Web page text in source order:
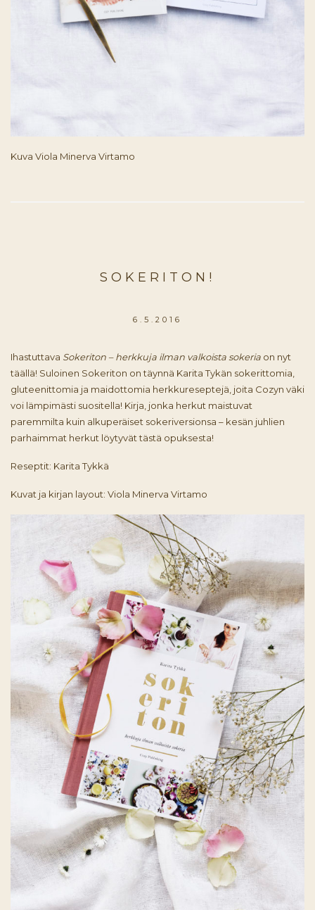
Kuva Viola Minerva Virtamo
SOKERITON!
6.5.2016
Ihastuttava Sokeriton – herkkuja ilman valkoista sokeria on nyt
täällä! Suloinen Sokeriton on täynnä Karita Tykän sokerittomia,
gluteenittomia ja maidottomia herkkureseptejä, joita Cozyn väki
voi lämpimästi suositella! Kirja, jonka herkut maistuvat
paremmilta kuin alkuperäiset sokeriversionsa – kesän juhlien
parhaimmat herkut löytyvät tästä opuksesta!
Reseptit: Karita Tykkä
Kuvat ja kirjan layout: Viola Minerva Virtamo